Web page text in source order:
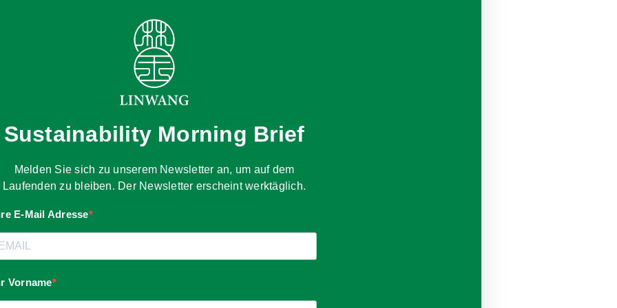
Sustainability Morning Brief
Melden Sie sich zu unserem Newsletter an, um auf dem
Laufenden zu bleiben. Der Newsletter erscheint werktäglich.
E-Mail Adresse
Vorname